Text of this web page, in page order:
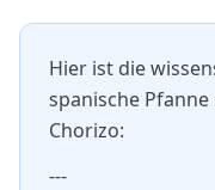
Hier ist die
spanische
Chorizo:
---